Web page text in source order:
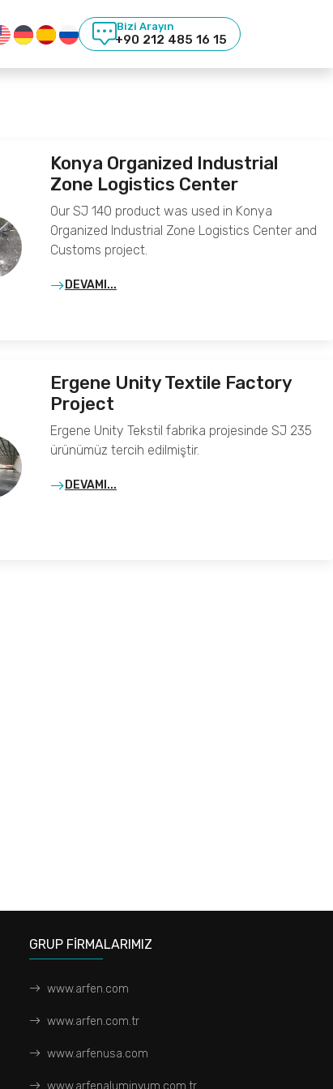
Bizi Arayın
+90 212 485 16 15
Konya Organized Industrial
Zone Logistics Center
Our SJ 140 product was used in Konya
Organized Industrial Zone Logistics Center and
Customs project.
DEVAMI...
Ergene Unity Textile Factory
Project
Ergene Unity Tekstil fabrika projesinde SJ 235
ürünümüz tercih edilmiştir.
DEVAMI...
GRUP FİRMALARIMIZ
www.arfen.com
www.arfen.com.tr
www.arfenusa.com